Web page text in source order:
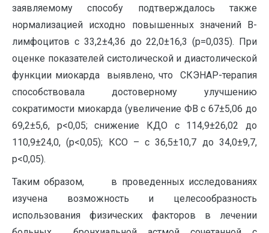
заявляемому способу подтверждалось также
нормализацией исходно повышенных значений В-
лимфоцитов с 33,2±4,36 до 22,0±16,3 (р=0,035). При
оценке показателей систолической и диастолической
функции миокарда выявлено, что СКЭНАР-терапия
способствовала достоверному улучшению
сократимости миокарда (увеличение ФВ с 67±5,06 до
69,2±5,6, р<0,05; снижение КДО с 114,9±26,02 до
110,9±24,0, (р<0,05); КСО – с 36,5±10,7 до 34,0±9,7,
р<0,05).
Таким образом, в проведенных исследованиях
изучена возможность и целесообразность
использования физических факторов в лечении